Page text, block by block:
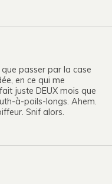
passer par la case
en ce qui me
juste DEUX mois que
à-poils-longs. Ahem.
Snif alors.